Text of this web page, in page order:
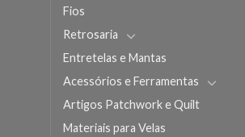
Fios
Retrosaria
Entretelas e Mantas
Acessórios e Ferramentas
Artigos Patchwork e Quilt
Materiais para Velas